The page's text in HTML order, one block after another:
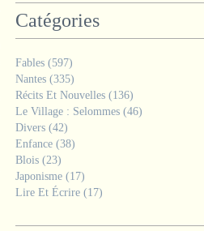
Catégories
Fables (597)
Nantes (335)
Récits Et Nouvelles (136)
Le Village : Selommes (46)
Divers (42)
Enfance (38)
Blois (23)
Japonisme (17)
Lire Et Écrire (17)